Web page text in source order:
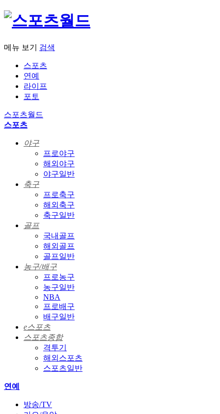
메뉴 보기 검색
스포츠
연예
라이프
포토
스포츠월드
스포츠
야구
프로야구
해외야구
야구일반
축구
프로축구
해외축구
축구일반
골프
국내골프
해외골프
골프일반
농구/배구
프로농구
농구일반
NBA
프로배구
배구일반
e스포츠
스포츠종합
격투기
해외스포츠
스포츠일반
연예
방송/TV